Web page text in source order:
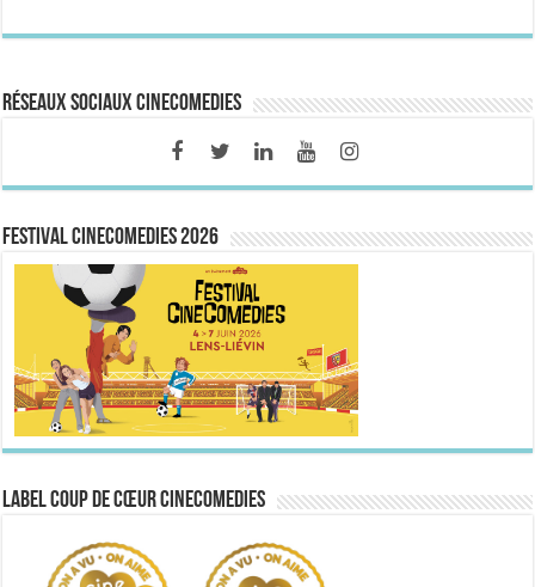
Réseaux sociaux CineComedies
FESTIVAL CINECOMEDIES 2026
Label Coup de Cœur CineComedies